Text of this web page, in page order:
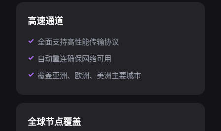
高速通道
全面支持高性能传输协议
自动重连确保网络可用
覆盖亚洲、欧洲、美洲主要城市
全球节点覆盖